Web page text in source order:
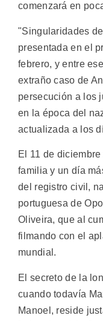
comenzará en
"Singularidades
presentada en el
febrero, y entre
extraño caso de
persecución a los
en la época del
actualizada a los
El 11 de
familia y un día
del registro civil,
portuguesa de
Oliveira, que al
filmando con el
mundial.
El secreto de la
cuando todavía
Manoel, reside